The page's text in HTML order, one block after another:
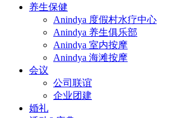
养生保健
Anindya 度假村水疗中心
Anindya 养生俱乐部
Anindya 室内按摩
Anindya 海滩按摩
会议
公司联谊
企业团建
婚礼